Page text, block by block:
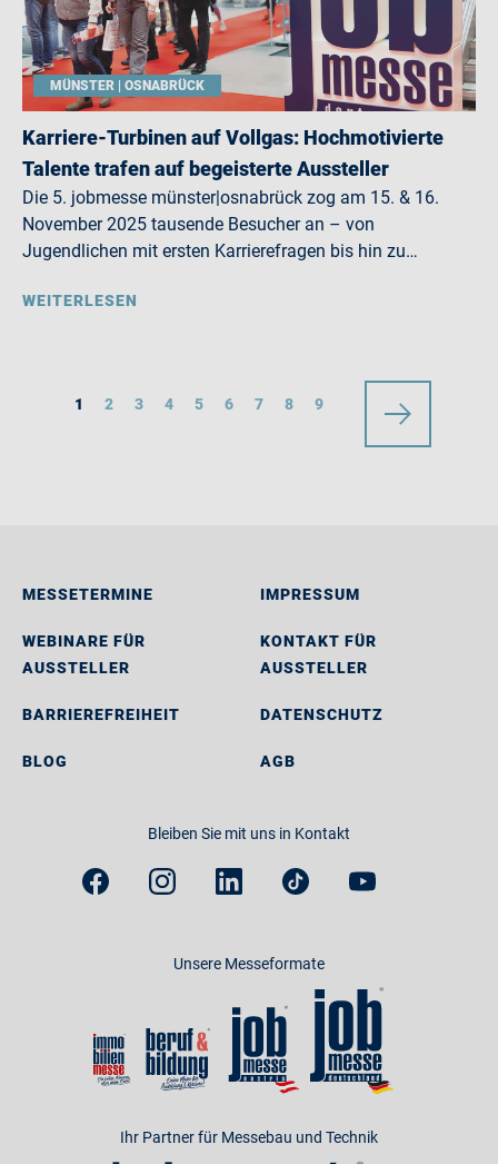
MÜNSTER | OSNABRÜCK
Karriere-Turbinen auf Vollgas: Hochmotivierte
Talente trafen auf begeisterte Aussteller
Die 5. jobmesse münster|osnabrück zog am 15. & 16.
November 2025 tausende Besucher an – von
Jugendlichen mit ersten Karrierefragen bis hin zu…
WEITERLESEN
1 2 3 4 5 6 7 8 9
MESSETERMINE
WEBINARE FÜR
AUSSTELLER
BARRIEREFREIHEIT
BLOG
IMPRESSUM
KONTAKT FÜR
AUSSTELLER
DATENSCHUTZ
AGB
Bleiben Sie mit uns in Kontakt
Unsere Messeformate
Ihr Partner für Messebau und Technik